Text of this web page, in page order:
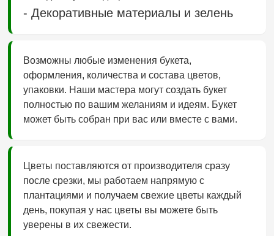
- Декоративные материалы и зелень
Возможны любые изменения букета,
оформления, количества и состава цветов,
упаковки. Наши мастера могут создать букет
полностью по вашим желаниям и идеям. Букет
может быть собран при вас или вместе с вами.
Цветы поставляются от производителя сразу
после срезки, мы работаем напрямую с
плантациями и получаем свежие цветы каждый
день, покупая у нас цветы вы можете быть
уверены в их свежести.